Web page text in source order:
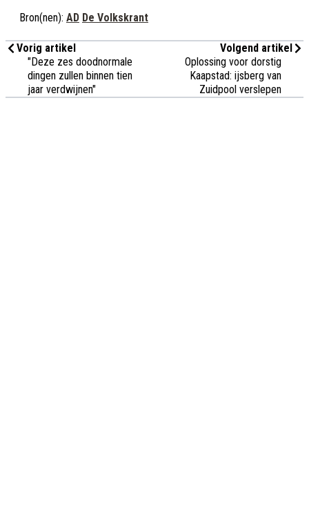
Bron(nen): AD De Volkskrant
Vorig artikel
"Deze zes doodnormale
dingen zullen binnen tien
jaar verdwijnen"
Volgend artikel
Oplossing voor dorstig
Kaapstad: ijsberg van
Zuidpool verslepen